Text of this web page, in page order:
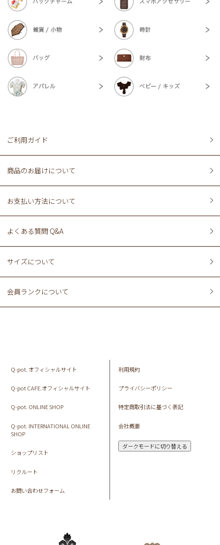
ご利用ガイド
商品のお届けについて
お支払い方法について
よくある質問 Q&A
サイズについて
会員ランクについて
Q-pot. オフィシャルサイト
Q-pot CAFE.オフィシャルサイト
Q-pot. ONLINE SHOP
Q-pot. INTERNATIONAL ONLINE
SHOP
ショップリスト
リクルート
お問い合わせフォーム
利用規約
プライバシーポリシー
特定商取引法に基づく表記
会社概要
ダークモードに切り替える